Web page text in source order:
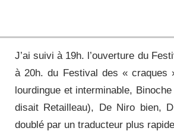
J’ai suivi à 19h. l’ouverture du
à 20h. du Festival des « craques
lourdingue et interminable,
disait Retailleau), De Niro bien,
doublé par un traducteur plus